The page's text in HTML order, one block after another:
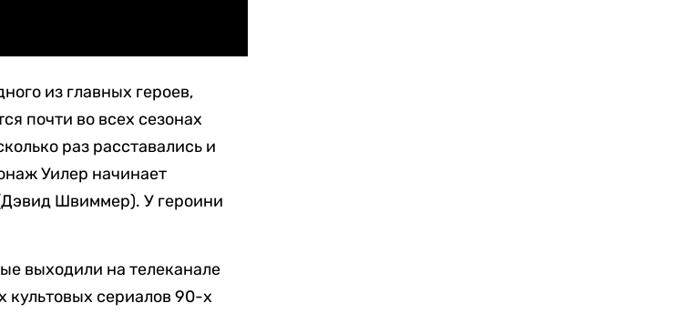
из главных героев,
почти во всех сезонах
раз расставались и
Уилер начинает
Швиммер). У героини
выходили на телеканале
культовых сериалов 90-х